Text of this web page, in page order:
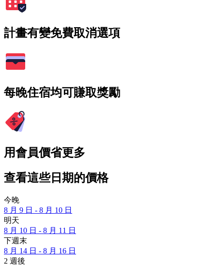
計畫有變免費取消選項
每晚住宿均可賺取獎勵
用會員價省更多
查看這些日期的價格
今晚
8 月 9 日 - 8 月 10 日
明天
8 月 10 日 - 8 月 11 日
下週末
8 月 14 日 - 8 月 16 日
2 週後